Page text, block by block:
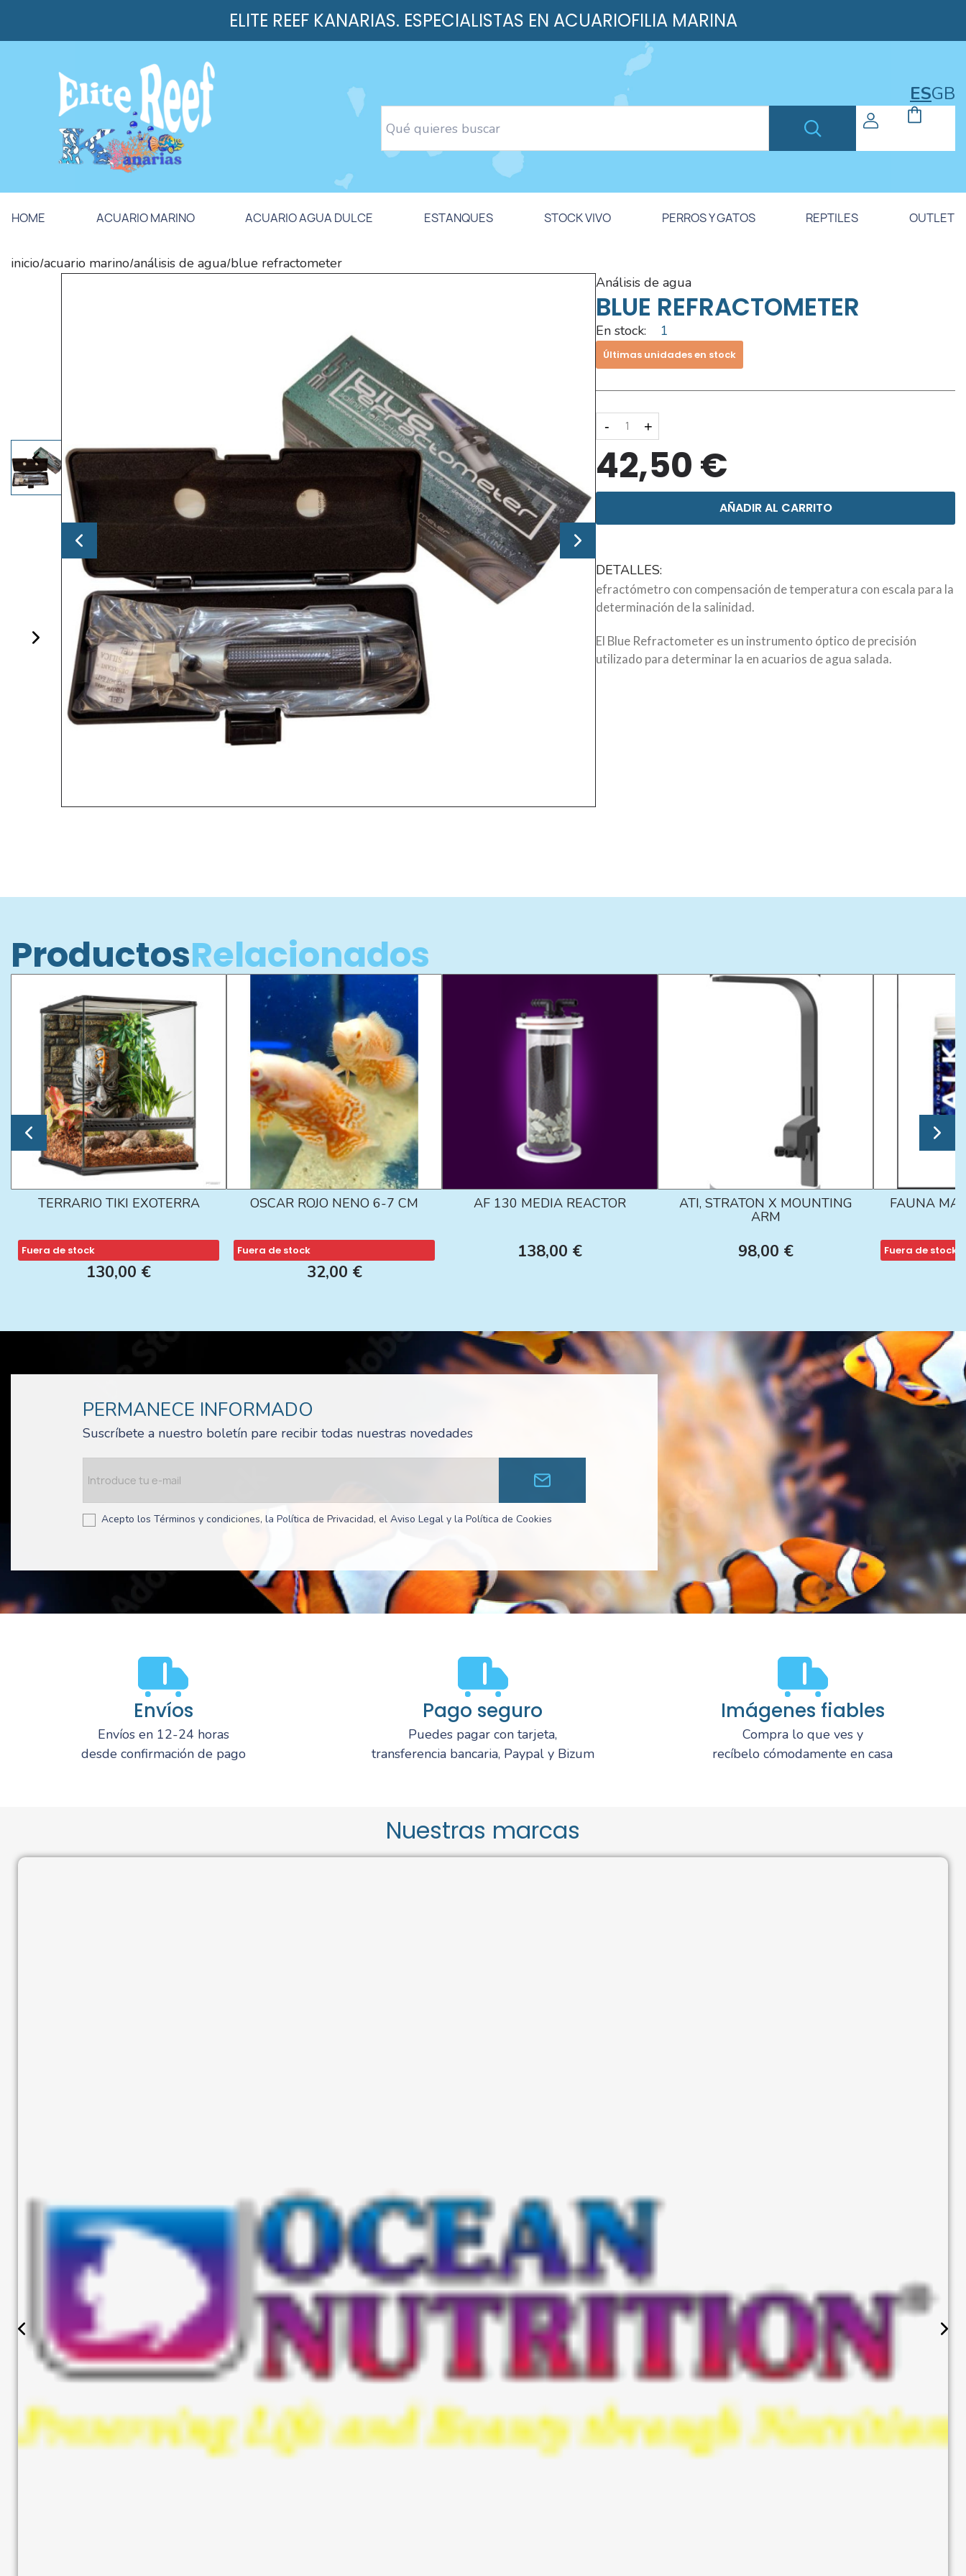
ELITE REEF KANARIAS. ESPECIALISTAS EN ACUARIOFILIA MARINA
ESGB
HOME ACUARIO MARINO ACUARIO AGUA DULCE ESTANQUES STOCK VIVO PERROS Y GATOS REPTILES OUTLET
inicio/acuario marino/análisis de agua/blue refractometer
análisis de agua
BLUE REFRACTOMETER
En stock: 1
Últimas unidades en stock
- +
42,50 €
AÑADIR AL CARRITO
DETALLES:
efractómetro con compensación de temperatura con escala para la
determinación de la salinidad.
El Blue Refractometer es un instrumento óptico de precisión
utilizado para determinar la en acuarios de agua salada.
ProductosRelacionados
TERRARIO TIKI EXOTERRA
Fuera de stock
130,00 €
OSCAR ROJO NENO 6-7 CM
Fuera de stock
32,00 €
AF 130 MEDIA REACTOR
138,00 €
ATI, STRATON X MOUNTING
ARM
98,00 €
FAUNA
Fuera de stock
PERMANECE INFORMADO
Suscríbete a nuestro boletín pare recibir todas nuestras novedades
Acepto los Términos y condiciones, la Política de Privacidad, el Aviso Legal y la Política de Cookies
Envíos
Envíos en 12-24 horas
desde confirmación de pago
Pago seguro
Puedes pagar con tarjeta,
transferencia bancaria, Paypal y Bizum
Imágenes fiables
Compra lo que ves y
recíbelo cómodamente en casa
Nuestras marcas